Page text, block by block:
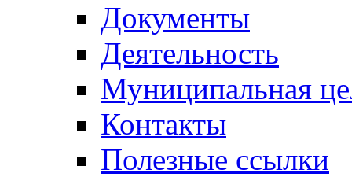
Документы
Деятельность
Муниципальная
Контакты
Полезные ссылки